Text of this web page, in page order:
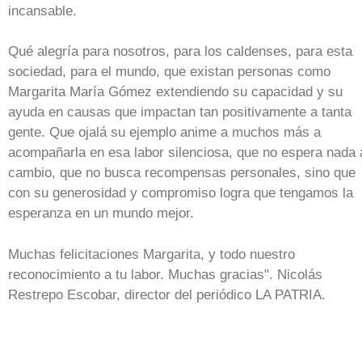
incansable.
Qué alegría para nosotros, para los caldenses, para esta
sociedad, para el mundo, que existan personas como
Margarita María Gómez extendiendo su capacidad y su
ayuda en causas que impactan tan positivamente a tanta
gente. Que ojalá su ejemplo anime a muchos más a
acompañarla en esa labor silenciosa, que no espera nada
cambio, que no busca recompensas personales, sino que
con su generosidad y compromiso logra que tengamos la
esperanza en un mundo mejor.
Muchas felicitaciones Margarita, y todo nuestro
reconocimiento a tu labor. Muchas gracias". Nicolás
Restrepo Escobar, director del periódico LA PATRIA.